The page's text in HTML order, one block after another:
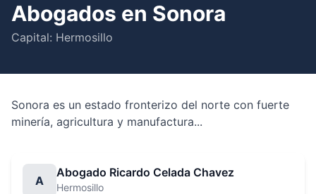
Abogados en Sonora
Capital: Hermosillo
Sonora es un estado fronterizo del norte con fuerte
minería, agricultura y manufactura...
A
Abogado Ricardo Celada Chavez
Hermosillo